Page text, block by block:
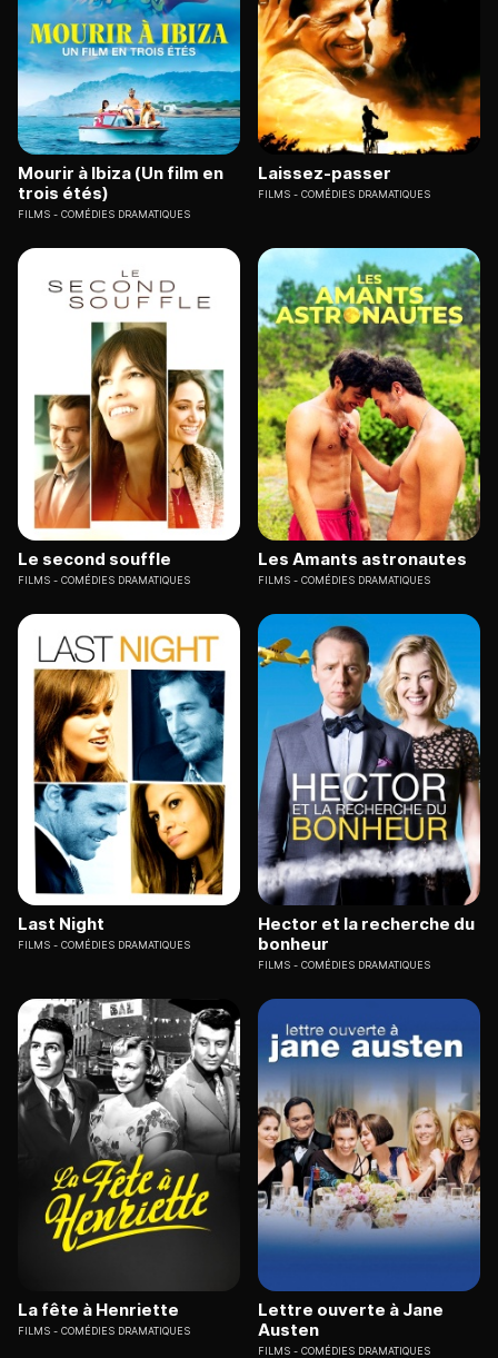
Mourir à Ibiza (Un film en
trois étés)
FILMS COMÉDIES DRAMATIQUES
Laissez-passer
FILMS COMÉDIES DRAMATIQUES
Le second souffle
FILMS COMÉDIES DRAMATIQUES
Les Amants astronautes
FILMS COMÉDIES DRAMATIQUES
Last Night
FILMS COMÉDIES DRAMATIQUES
Hector et la recherche du
bonheur
FILMS COMÉDIES DRAMATIQUES
La fête à Henriette
FILMS COMÉDIES DRAMATIQUES
Lettre ouverte à Jane
Austen
FILMS COMÉDIES DRAMATIQUES